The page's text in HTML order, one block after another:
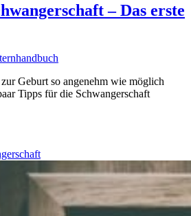
– Das erste
Geburt so angenehm wie möglich
Tipps für die Schwangerschaft